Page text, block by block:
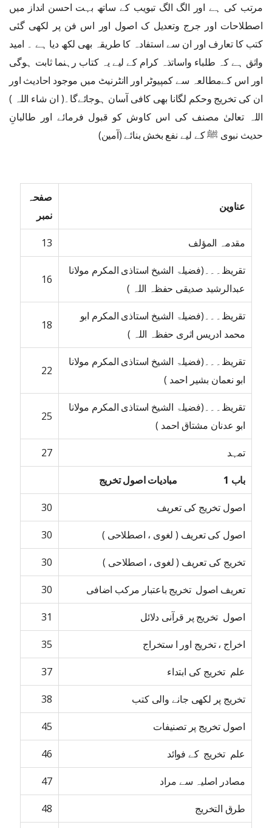
مرتب کی ہے اور الگ الگ تبویب کے ساتھ بہت احسن انداز میں
اصطلاحات اور جرج وتعدیل ک اصول اور اس فن پر لکھی گئی
کتب کا تعارف اور ان سے استفادہ کا طریقہ بھی لکھ دیا ہے ۔ امید
واثق ہے کہ طلباء واساتذہ کرام کے لیے یہ کتاب رہنما ثابت ہوگی
اور اس کےمطالعہ سے کمپیوٹر اور اانٹرنیٹ میں موجود احادیث اور
ان کی تخریج وحکم لگانا بھی کافی آسان ہوجائےگا۔( ان شاء اللہ )
اللہ تعالیٰ مصنف کی اس کاوش کو قبول فرمائے اور طالبانِ
حدیث نبوی ﷺ کے لیے نفع بخش بنائے (آمین)
عناوین
صفحہ
نمبر
مقدمہ المؤلف 13
تقریظ۔۔۔(فضیلۃ الشیخ استاذی المکرم مولانا
عبدالرشید صدیقی حفظہ اللہ )
16
تقریظ۔۔۔(فضیلۃ الشیخ استاذی المکرم ابو
محمد ادریس اثری حفظہ اللہ )
18
تقریظ۔۔۔(فضیلۃ الشیخ استاذی المکرم مولانا
ابو نعمان بشیر احمد )
22
تقریظ۔۔۔(فضیلۃ الشیخ استاذی المکرم مولانا
ابو عدنان مشتاق احمد )
25
تمہد 27
باب 1 مبادیات اصول تخریج
اصول تخریج کی تعریف 30
اصول کی تعریف ( لغوی ، اصطلاحی ) 30
تخریج کی تعریف ( لغوی ، اصطلاحی ) 30
تعریف اصول تخریج باعتبار مرکب اضافی 30
اصول تخریج پر قرآنی دلائل 31
اخراج ، تخریج اور ا ستخراج 35
علم تخریج کی ابتداء 37
تخریج پر لکھی جانے والی کتب 38
اصول تخریج پر تصنیفات 45
علم تخریج کے فوائد 46
مصادر اصلیہ سے مراد 47
طرق التخریج 48